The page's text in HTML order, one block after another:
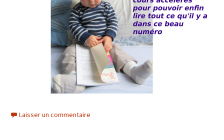
Laisser un commentaire